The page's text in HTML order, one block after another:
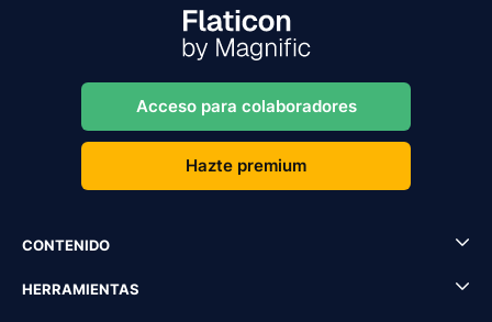
Acceso para colaboradores
Hazte premium
CONTENIDO
HERRAMIENTAS